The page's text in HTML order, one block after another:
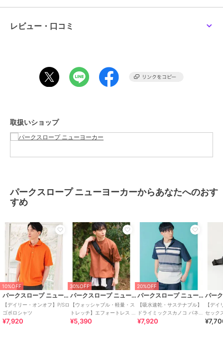
ブラック、グレージュ、グリーンの3色展開。
Model：身長174cm バスト89cm ウェスト77cm ヒップ90cm Size : L
Staff：身長174cm
まで、 弱いドライクリーニング（石油系）可、 非常に弱いウェット
クリーニング可
商品カテゴリ
ビズポロ（ビジネス
性別タイプ
メンズ
トップス ／ビズポロ（ビジネス
用ポロシャツ）
カラー グリーン、ブラック、グレージュ
サイズ S,M,L,XL
素材
ポリエステル100%
商品のお取り扱い方法
原産国 中国
レビュー・口コミ
取扱いショップ
パークスロープ ニューヨーカーからあなたへのおす
すめ
10%OFF
パークスロープ ニューヨーカー
【デイリー・オンオフ】P/Sロ
ゴポロシャツ
¥7,920
30%OFF
パークスロープ ニューヨーカー
【ウォッシャブル・軽量・ス
トレッチ】エフォートレス ク
ルーネックニッ
¥5,390
20%OFF
パークスロープ ニューヨーカー
【吸水速乾・サステナブル】
ドライミックスカノコ パネル
ボーダーポロシ
¥7,920
【デ
セック